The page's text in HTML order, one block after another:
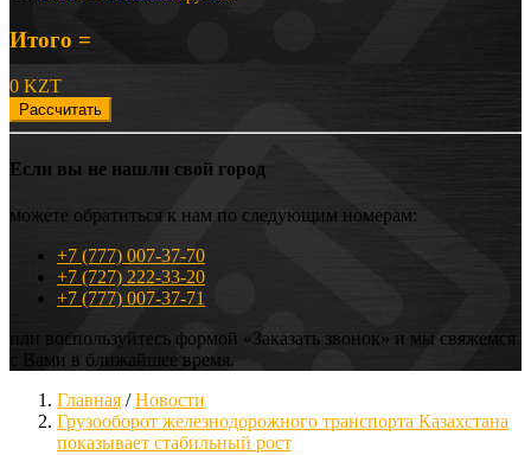
Итого =
0 KZT
Рассчитать
Если вы не нашли свой город
можете обратиться к нам по следующим номерам:
+7 (777) 007-37-70
+7 (727) 222-33-20
+7 (777) 007-37-71
или воспользуйтесь формой «Заказать звонок» и мы свяжемся
с Вами в ближайшее время.
Главная / Новости
Грузооборот железнодорожного транспорта Казахстана
показывает стабильный рост